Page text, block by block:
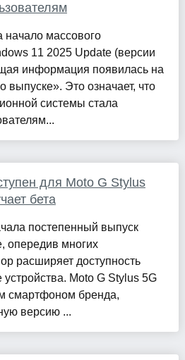
начало массового
11 2025 Update (версии
информация появилась на
выпуске». Это означает, что
системы стала
для Moto G Stylus
бета
постепенный выпуск
опередив многих
расширяет доступность
Moto G Stylus 5G
смартфоном бренда,
версию ...